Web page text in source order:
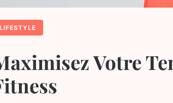
LIFESTYLE
Votre